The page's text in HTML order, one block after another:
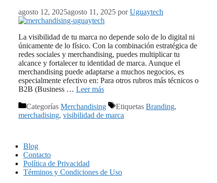
agosto 12, 2025agosto 11, 2025 porUguaytech
La visibilidad de tu marca no depende solo de lo digital ni
únicamente de lo físico. Con la combinación estratégica de
redes sociales y merchandising, puedes multiplicar tu
alcance y fortalecer tu identidad de marca. Aunque el
merchandising puede adaptarse a muchos negocios, es
especialmente efectivo en: Para otros rubros más técnicos o
B2B (Business … Leer más
Categorías Merchandising Etiquetas Branding,
merchadising, visibilidad de marca
Blog
Contacto
Política de Privacidad
Términos y Condiciones de Uso